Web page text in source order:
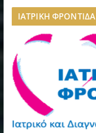
ΙΑΤΡΙΚΗ ΦΡΟΝΤΙΔΑ